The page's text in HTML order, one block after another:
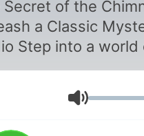
Secret of the
a Classic
of
and hidden
Agatha Christie's
novel, The
Chimneys, now
Ένταση